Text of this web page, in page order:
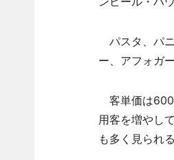
パスタ、パ
ー、アフォガ
客単価は600
用客を増やし
も多く見られ